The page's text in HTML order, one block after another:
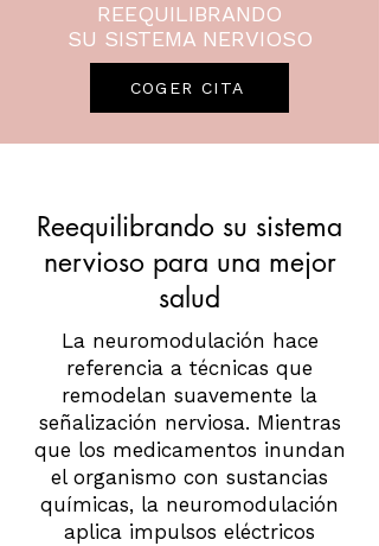
REEQUILIBRANDO
SU SISTEMA NERVIOSO
COGER CITA
Reequilibrando su sistema
nervioso para una mejor
salud
La neuromodulación hace
referencia a técnicas que
remodelan suavemente la
señalización nerviosa. Mientras
que los medicamentos inundan
el organismo con sustancias
químicas, la neuromodulación
aplica impulsos eléctricos